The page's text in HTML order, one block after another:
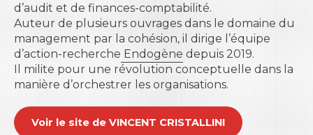
d’audit et de finances-comptabilité.
Auteur de plusieurs ouvrages dans le domaine du
management par la cohésion, il dirige l’équipe
d’action-recherche Endogène depuis 2019.
Il milite pour une révolution conceptuelle dans la
manière d’orchestrer les organisations.
Voir le site de VINCENT CRISTALLINI